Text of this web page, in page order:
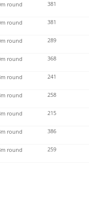
round 381
round 381
round 289
round 368
round 241
round 258
round 215
round 386
round 259